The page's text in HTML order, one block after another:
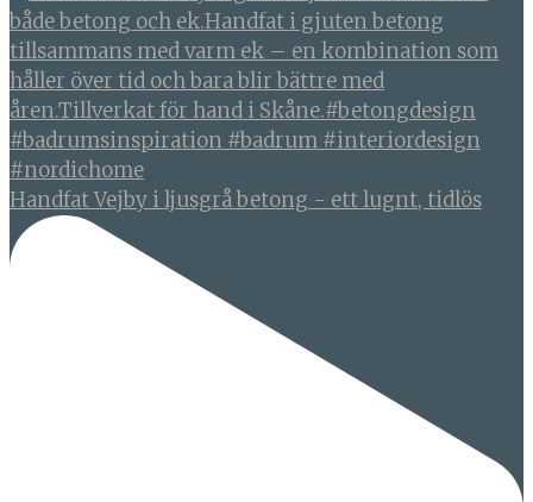
Handfat Vejby i ljusgrå betong - ett lugnt, tidlös